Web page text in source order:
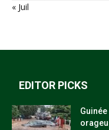
« Juil
EDITOR PICKS